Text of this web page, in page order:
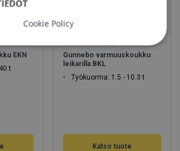
EKN
t
Gunnebo varmuuskoukku
leikarilla BKL
Työkuorma: 1.5 - 10.3 t
Katso tuote
Cookie Policy